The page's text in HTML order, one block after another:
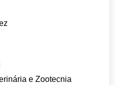
e Zootecnia